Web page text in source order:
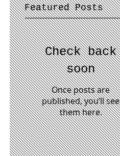
Featured Posts
Check back
soon
Once posts are
published, you’ll see
them here.